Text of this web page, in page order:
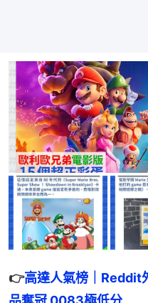
👉高達人氣榜｜Reddit